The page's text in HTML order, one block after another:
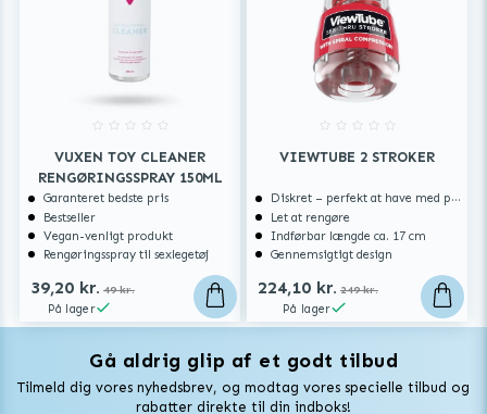
VUXEN TOY CLEANER
RENGØRINGSSPRAY 150ML
Garanteret bedste pris
Bestseller
Vegan-venligt produkt
Rengøringsspray til sexlegetøj
39,20 kr. 49 kr.
På lager
VIEWTUBE 2 STROKER
Diskret – perfekt at have med på rejse
Let at rengøre
Indførbar længde ca. 17 cm
Gennemsigtigt design
224,10 kr. 249 kr.
På lager
Gå aldrig glip af et godt tilbud
Tilmeld dig vores nyhedsbrev, og modtag vores specielle tilbud og
rabatter direkte til din indboks!
Vuxen Magazine